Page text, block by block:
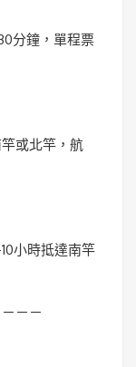
分鐘，單程票
或北竿，航
小時抵達南竿
－－